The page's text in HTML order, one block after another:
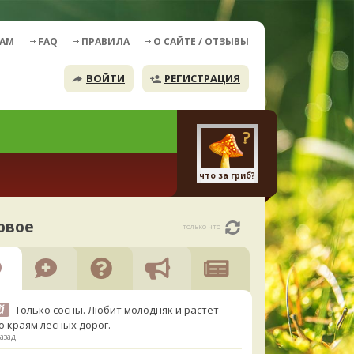
FAQ ПРАВИЛА О САЙТЕ / ОТЗЫВЫ
ВОЙТИ РЕГИСТРАЦИЯ
что за гриб?
только что
Только сосны. Любит молодняк и растёт
краям лесных дорог.